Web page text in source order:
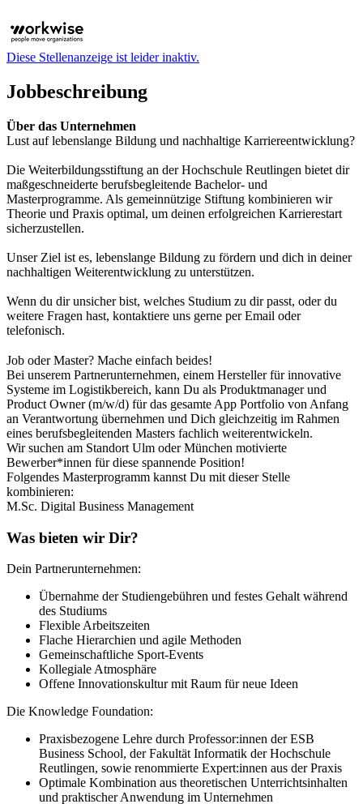
Diese Stellenanzeige ist leider inaktiv.
Jobbeschreibung
Über das Unternehmen
Lust auf lebenslange Bildung und nachhaltige Karriereentwicklung?
Die Weiterbildungsstiftung an der Hochschule Reutlingen bietet dir
maßgeschneiderte berufsbegleitende Bachelor- und
Masterprogramme. Als gemeinnützige Stiftung kombinieren wir
Theorie und Praxis optimal, um deinen erfolgreichen Karrierestart
sicherzustellen.
Unser Ziel ist es, lebenslange Bildung zu fördern und dich in deiner
nachhaltigen Weiterentwicklung zu unterstützen.
Wenn du dir unsicher bist, welches Studium zu dir passt, oder du
weitere Fragen hast, kontaktiere uns gerne per Email oder
telefonisch.
Job oder Master? Mache einfach beides!
Bei unserem Partnerunternehmen, einem Hersteller für innovative
Systeme im Logistikbereich, kann Du als Produktmanager und
Product Owner (m/w/d) für das gesamte App Portfolio von Anfang
an Verantwortung übernehmen und Dich gleichzeitig im Rahmen
eines berufsbegleitenden Masters fachlich weiterentwickeln.
Wir suchen am Standort Ulm oder München motivierte
Bewerber*innen für diese spannende Position!
Folgendes Masterprogramm kannst Du mit dieser Stelle
kombinieren:
M.Sc. Digital Business Management
Was bieten wir Dir?
Dein Partnerunternehmen:
Übernahme der Studiengebühren und festes Gehalt während
des Studiums
Flexible Arbeitszeiten
Flache Hierarchien und agile Methoden
Gemeinschaftliche Sport-Events
Kollegiale Atmosphäre
Offene Innovationskultur mit Raum für neue Ideen
Die Knowledge Foundation:
Praxisbezogene Lehre durch Professor:innen der ESB
Business School, der Fakultät Informatik der Hochschule
Reutlingen, sowie renommierte Expert:innen aus der Praxis
Optimale Kombination aus theoretischen Unterrichtsinhalten
und praktischer Anwendung im Unternehmen